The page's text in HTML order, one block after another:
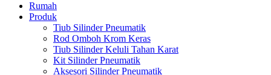
Rumah
Produk
Tiub Silinder Pneumatik
Rod Omboh Krom Keras
Tiub Silinder Keluli Tahan Karat
Kit Silinder Pneumatik
Aksesori Silinder Pneumatik